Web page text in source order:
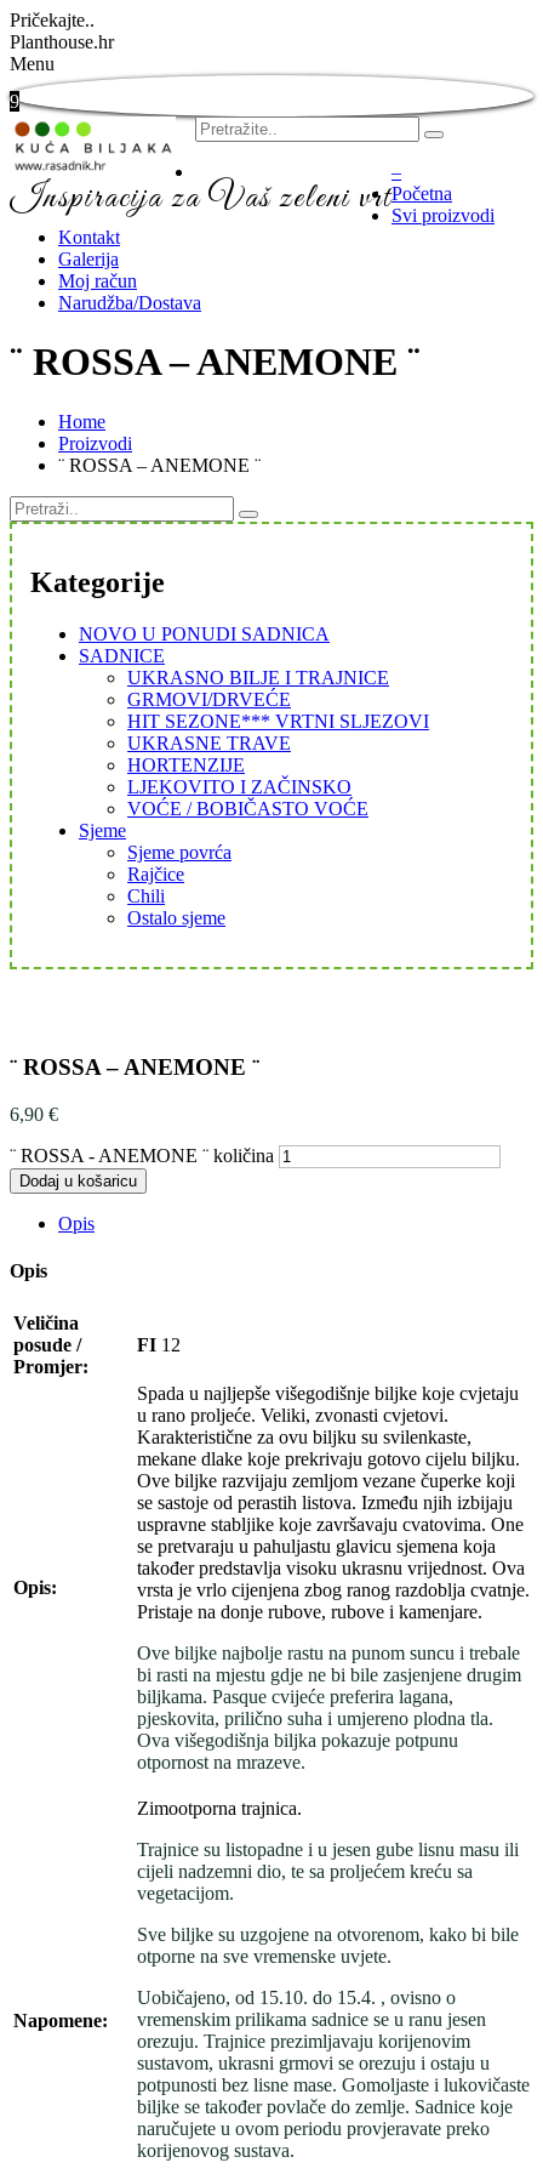
Pričekajte..
Planthouse.hr
Menu
9
Inspiracija za Vaš zeleni vrt
–
Početna
Svi proizvodi
Kontakt
Galerija
Moj račun
Narudžba/Dostava
¨ ROSSA – ANEMONE ¨
Home
Proizvodi
¨ ROSSA – ANEMONE ¨
Kategorije
NOVO U PONUDI SADNICA
SADNICE
UKRASNO BILJE I TRAJNICE
GRMOVI/DRVEĆE
HIT SEZONE*** VRTNI SLJEZOVI
UKRASNE TRAVE
HORTENZIJE
LJEKOVITO I ZAČINSKO
VOĆE / BOBIČASTO VOĆE
Sjeme
Sjeme povrća
Rajčice
Chili
Ostalo sjeme
¨ ROSSA – ANEMONE ¨
6,90 €
¨ ROSSA - ANEMONE ¨ količina
Dodaj u košaricu
Opis
Opis
Veličina
posude /
Promjer:
FI 12
Opis:
Spada u najljepše višegodišnje biljke koje cvjetaju
u rano proljeće. Veliki, zvonasti cvjetovi.
Karakteristične za ovu biljku su svilenkaste,
mekane dlake koje prekrivaju gotovo cijelu biljku.
Ove biljke razvijaju zemljom vezane čuperke koji
se sastoje od perastih listova. Između njih izbijaju
uspravne stabljike koje završavaju cvatovima. One
se pretvaraju u pahuljastu glavicu sjemena koja
također predstavlja visoku ukrasnu vrijednost. Ova
vrsta je vrlo cijenjena zbog ranog razdoblja cvatnje.
Pristaje na donje rubove, rubove i kamenjare.
Ove biljke najbolje rastu na punom suncu i trebale
bi rasti na mjestu gdje ne bi bile zasjenjene drugim
biljkama. Pasque cvijeće preferira lagana,
pjeskovita, prilično suha i umjereno plodna tla.
Ova višegodišnja biljka pokazuje potpunu
otpornost na mrazeve.
Napomene:
Zimootporna trajnica.
Trajnice su listopadne i u jesen gube lisnu masu ili
cijeli nadzemni dio, te sa proljećem kreću sa
vegetacijom.
Sve biljke su uzgojene na otvorenom, kako bi bile
otporne na sve vremenske uvjete.
Uobičajeno, od 15.10. do 15.4. , ovisno o
vremenskim prilikama sadnice se u ranu jesen
orezuju. Trajnice prezimljavaju korijenovim
sustavom, ukrasni grmovi se orezuju i ostaju u
potpunosti bez lisne mase. Gomoljaste i lukovičaste
biljke se također povlače do zemlje. Sadnice koje
naručujete u ovom periodu provjeravate preko
korijenovog sustava.